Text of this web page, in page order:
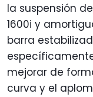
la suspensión
1600i y
barra
mejorar de
curva y el